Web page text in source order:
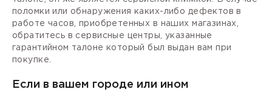
поломки или обнаружения каких-либо дефектов в
работе часов, приобретенных в наших магазинах,
обратитесь в сервисные центры, указанные
гарантийном талоне который был выдан вам при
покупке.
Если в вашем городе или ином